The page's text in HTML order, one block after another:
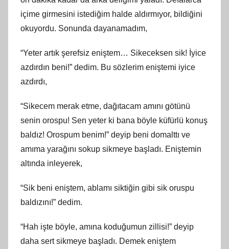
içime girmesini istediğim halde aldırmıyor, bildiğini
okuyordu. Sonunda dayanamadım,
“Yeter artık şerefsiz eniştem… Sikeceksen sik! İyice
azdırdın beni!” dedim. Bu sözlerim eniştemi iyice
azdırdı,
“Sikecem merak etme, dağıtacam amını götünü
senin orospu! Sen yeter ki bana böyle küfürlü konuş
baldız! Orospum benim!” deyip beni domalttı ve
amıma yarağını sokup sikmeye başladı. Eniştemin
altında inleyerek,
“Sik beni eniştem, ablamı siktiğin gibi sik oruspu
baldızını!” dedim.
“Hah işte böyle, amına koduğumun zillisi!” deyip
daha sert sikmeye başladı. Demek eniştem